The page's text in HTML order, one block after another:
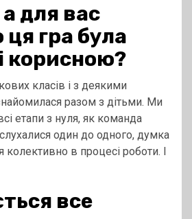
для вас
ця гра була
корисною?
класів і з деякими
разом з дітьми. Ми
етапи з нуля, як команда
один до одного, думка
в процесі роботи. І
все